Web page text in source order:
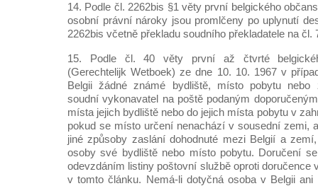
14. Podle čl. 2262bis §1 věty první belgického
osobní právní nároky jsou promlčeny po uplynutí
2262bis včetně překladu soudního překladatele na čl.
15. Podle čl. 40 věty první až čtvrté
(Gerechtelijk Wetboek) ze dne 10. 10. 1967 v
Belgii žádné známé bydliště, místo pobytu nebo
soudní vykonavatel na poště podaným
místa jejich bydliště nebo do jejich místa pobytu v
pokud se místo určení nenachází v sousední zemi,
jiné způsoby zaslání dohodnuté mezi Belgií a
osoby své bydliště nebo místo pobytu. Doručení
odevzdáním listiny poštovní službě oproti doručence
v tomto článku. Nemá-li dotyčná osoba v Belgii ani